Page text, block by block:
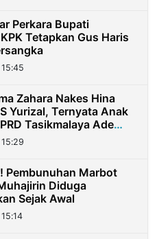
Perkara Bupati
Tetapkan Gus Haris
Zahara Nakes Hina
Yurizal, Ternyata Anak
Tasikmalaya Ade
Pembunuhan Marbot
Diduga
Sejak Awal